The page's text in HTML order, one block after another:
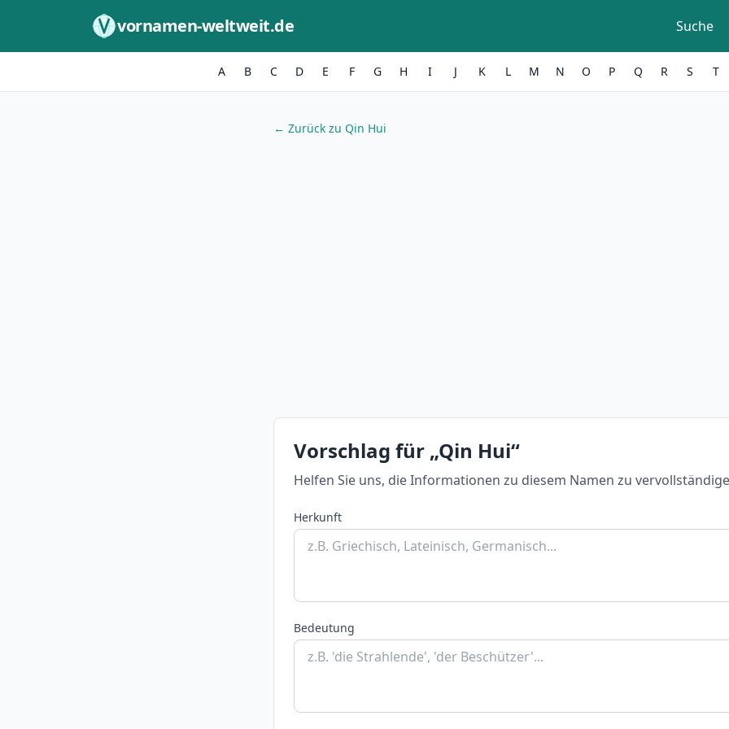
vornamen-weltweit.de Suche
A B C D E F G H I J K L M N O P Q R S T
← Zurück zu Qin Hui
Vorschlag für „Qin Hui“
Helfen Sie uns, die Informationen zu diesem Namen zu
Herkunft
Bedeutung